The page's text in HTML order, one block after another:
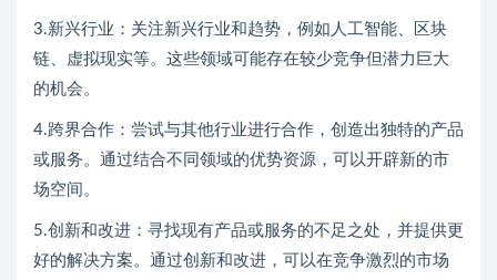
3.新兴行业：关注新兴行业和趋势，例如人工智能、区块
链、虚拟现实等。这些领域可能存在较少竞争但潜力巨大
的机会。
4.跨界合作：尝试与其他行业进行合作，创造出独特的产品
或服务。通过结合不同领域的优势资源，可以开辟新的市
场空间。
5.创新和改进：寻找现有产品或服务的不足之处，并提供更
好的解决方案。通过创新和改进，可以在竞争激烈的市场